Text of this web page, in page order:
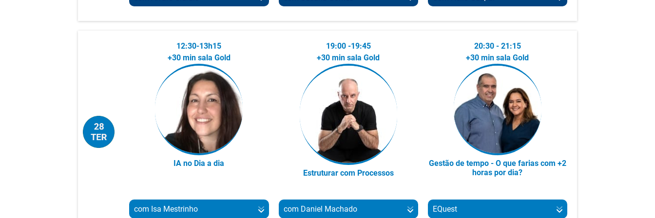
várias sociedades de advogados,
Desde 2022, na CLJ Legal, vive a
liberdade de um projeto a solo,
onde o Direito tem a medida de
cada cliente.
e financeira.
Especialista em Colaboração e
Felicidade Organizacional. É
treinador de equipas há 40 anos. É
Mentor, Consultor, Idealizador (e
Gestor) de Projetos há mais de 30.
É Facilitador, Formador e Docente
Universitário. Tem ampla experiência
em empreendedorismo (7
organizações criadas), inovação
social e na dinamização de redes e
co-desenvolvimento.
A Susana Gomes é Coach e Mentora
de Consultores Imobiliários e está
ligada ao ramo imobiliário desde
É apaixonada por ajudar pessoas a
desenvolverem os seus negócios, de
forma a poderem viver a vida
extraordinária que sempre desejaram.
Acredita que o sucesso é inevitável
para quem não desiste de perseguir
É apenas uma questão de tempo. E é
Reconhecido pela sua visão
estratégica e resiliência, construiu
negócios que unem tradição e
inovação, transformando desafios
em oportunidades.
O seu propósito é deixar um legado
sólido, impactando positivamente
colaboradores, clientes e
internacionais."
12:30-13h15
+30 min sala Gold
IA no Dia a dia
19:00 -19:45
+30 min sala Gold
Estruturar com Processos
20:30 - 21:15
+30 min sala Gold
Gestão de tempo - O que farias com +2
horas por dia?
com Isa Mestrinho com Daniel Machado EQuest